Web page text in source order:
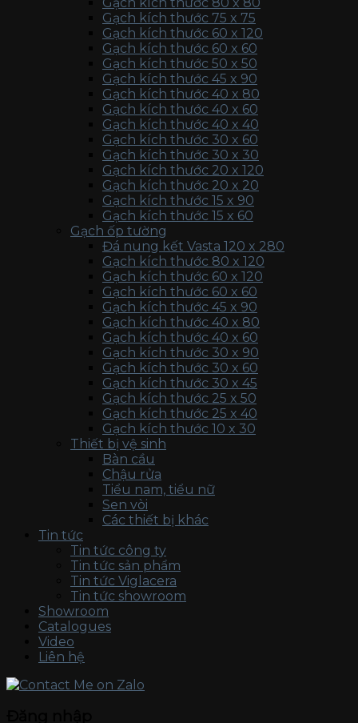
Gạch kích thước 75 x 75
Gạch kích thước 60 x 120
Gạch kích thước 60 x 60
Gạch kích thước 50 x 50
Gạch kích thước 45 x 90
Gạch kích thước 40 x 80
Gạch kích thước 40 x 60
Gạch kích thước 40 x 40
Gạch kích thước 30 x 60
Gạch kích thước 30 x 30
Gạch kích thước 20 x 120
Gạch kích thước 20 x 20
Gạch kích thước 15 x 90
Gạch kích thước 15 x 60
Gạch ốp tường
Đá nung kết Vasta 120 x 280
Gạch kích thước 80 x 120
Gạch kích thước 60 x 120
Gạch kích thước 60 x 60
Gạch kích thước 45 x 90
Gạch kích thước 40 x 80
Gạch kích thước 40 x 60
Gạch kích thước 30 x 90
Gạch kích thước 30 x 60
Gạch kích thước 30 x 45
Gạch kích thước 25 x 50
Gạch kích thước 25 x 40
Gạch kích thước 10 x 30
Thiết bị vệ sinh
Bàn cầu
Chậu rửa
Tiểu nam, tiểu nữ
Sen vòi
Các thiết bị khác
Tin tức
Tin tức công ty
Tin tức sản phẩm
Tin tức Viglacera
Tin tức showroom
Showroom
Catalogues
Video
Liên hệ